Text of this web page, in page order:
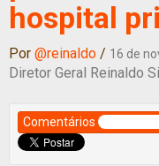
hospital
Por @reinaldo / 16 de
Diretor Geral Reinaldo
Comentários